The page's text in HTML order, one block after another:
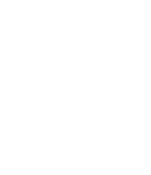
nytt, eller ta bort något av